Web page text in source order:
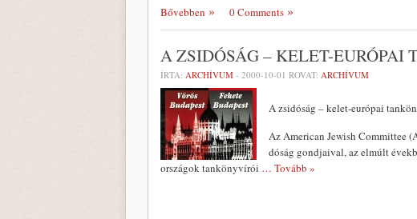
Bővebben 0 Comments
A ZSIDÓSÁG – KELET-
ÍRTA: ARCHÍVUM - 2000-10-01 ROVAT: ARCHÍVUM
A zsidóság – kelet-európai
Az American Jewish Committee
dóság gondjaival, az elmúlt
orszá­gok tankönyvírói … Tovább »